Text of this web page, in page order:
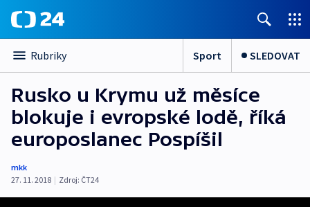
Rubriky Sport SLEDOVAT
Rusko u Krymu už měsíce
blokuje i evropské lodě, říká
europoslanec Pospíšil
mkk
27. 11. 2018 | Zdroj: ČT24